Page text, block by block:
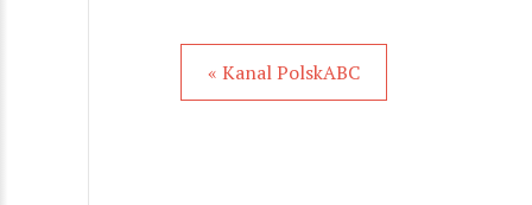
« Kanal PolskABC